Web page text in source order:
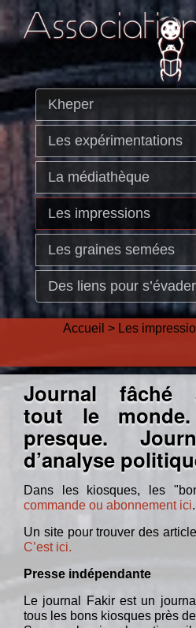
Kheper
Les expérimentations
La médiathèque
Les impressions
Les graines semées
Des liens pour s’évader
Accueil > Les
Journal fâché
tout le
presque.
d’analyse
Dans les kiosques, les
commande ou abonnement ici.
Un site pour trouver des
C’est ici.
Presse indépendante
Le journal Fakir est un
tous les bons kiosques près